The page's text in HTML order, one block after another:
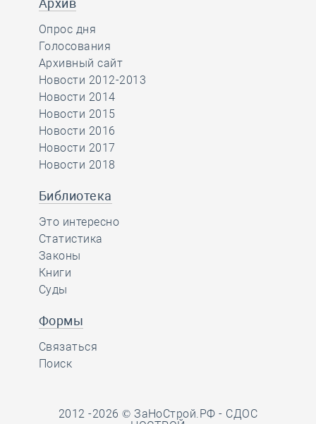
Архив
Опрос дня
Голосования
Архивный сайт
Новости 2012-2013
Новости 2014
Новости 2015
Новости 2016
Новости 2017
Новости 2018
Библиотека
Это интересно
Статистика
Законы
Книги
Суды
Формы
Связаться
Поиск
2012 -2026 © ЗаНоСтрой.РФ - СДОС